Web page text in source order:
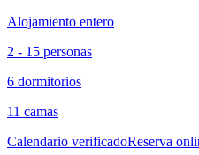
Alojamiento entero
2 - 15 personas
6 dormitorios
11 camas
Calendario verificadoReserva